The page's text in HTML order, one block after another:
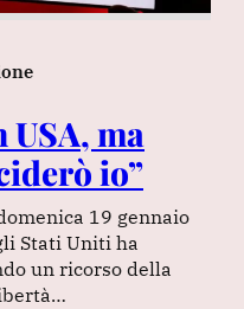
ma
io”
19 gennaio
Stati Uniti ha
un ricorso della